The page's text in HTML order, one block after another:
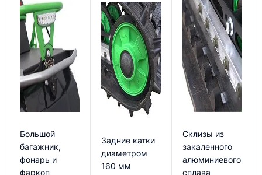
Большой
багажник,
фонарь и
фаркоп
Задние катки
диаметром
160 мм
Склизы из
закаленного
алюминиевого
сплава